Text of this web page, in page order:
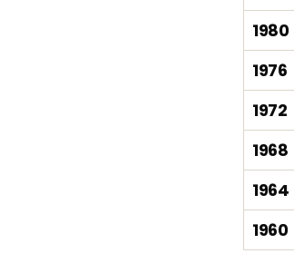
1980
1976
1972
1968
1964
1960